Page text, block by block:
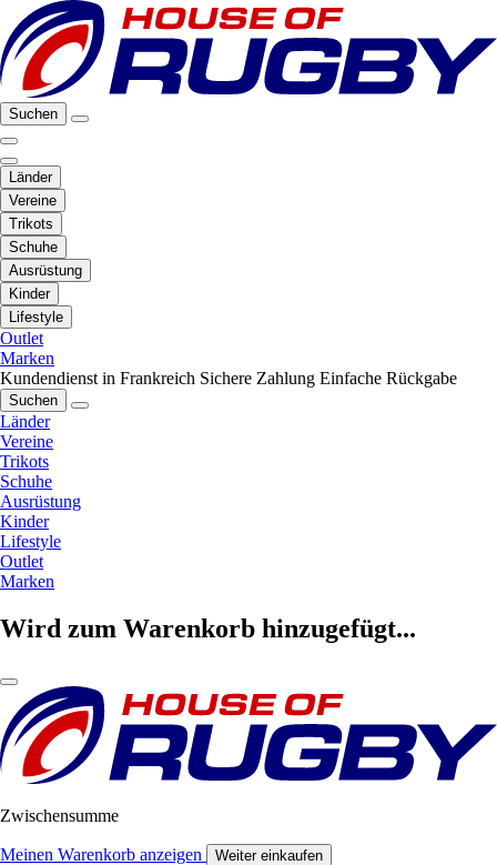
Suchen
Länder
Vereine
Trikots
Schuhe
Ausrüstung
Kinder
Lifestyle
Outlet
Marken
Kundendienst in Frankreich Sichere Zahlung Einfache Rückgabe
Suchen
Länder
Vereine
Trikots
Schuhe
Ausrüstung
Kinder
Lifestyle
Outlet
Marken
Wird zum Warenkorb hinzugefügt...
Zwischensumme
Meinen Warenkorb anzeigen Weiter einkaufen